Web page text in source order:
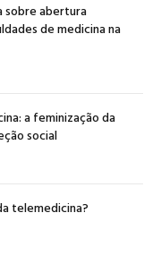
sobre abertura
de medicina na
a feminização da
social
telemedicina?